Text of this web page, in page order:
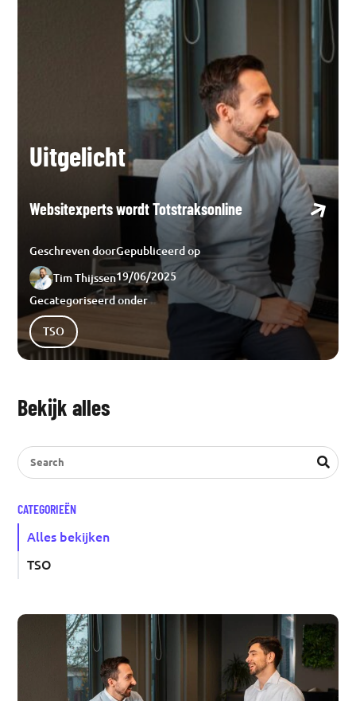
Uitgelicht
Websitexperts wordt Totstraksonline
Geschreven door
Tim Thijssen
Gepubliceerd op
19/06/2025
Gecategoriseerd onder
TSO
Bekijk alles
CATEGORIEËN
Alles bekijken
TSO